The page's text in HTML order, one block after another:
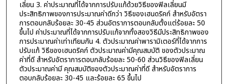
เลี่ยน 3. ค่าประมาณที่ได้จากการปรับแก้ด้วยวิธีของฟิลเลี่ยนมี
ประสิทธิภาพของการประมาณค่าดีกว่า วิธีของเฮนดริคก์ สำหรับอัตรา
การตอบกลับร้อยละ 30-45 ส่วนอัตราการตอบกลับตั้งแต่ร้อยละ 50
ขึ้นไป ค่าประมาณที่ได้จากการปรับแก้จากทั้งสองวิธีมีประสิทธิภาพของ
การประมาณค่าเท่าเทียมกัน 4. ตัวประมาณค่าพารามิเตอร์ที่ได้จากการ
ปรับแก้ วิธีของเฮนดริคก์ ตัวประมาณค่ามีคุณสมบัติ ของตัวประมาณ
ค่าที่ดี สำหรับอัตราการตอบกลับร้อยละ 50-60 ส่วนวิธีของฟิลเลี่ยน
ตัวประมาณค่ามี คุณสมบัติของตัวประมาณค่าที่ดี สำหรับอัตราการ
ตอบกลับร้อยละ 30-45 และร้อยละ 65 ขึ้นไป